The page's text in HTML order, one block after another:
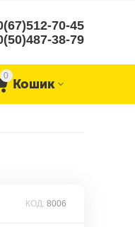
70-45
38-79
0
Кошик
КОД: 8006